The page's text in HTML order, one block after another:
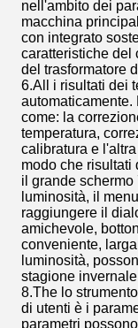
nell'ambito dei
macchina
con integrato
caratteristiche del
del trasformatore
6.All i risultati dei
automaticamente.
come: la
temperatura,
calibratura e
modo che risultati
il grande
luminosità, il
raggiungere il
amichevole,
conveniente,
luminosità,
stagione
8.The lo
di utenti è i
parametri